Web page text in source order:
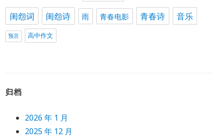
闺怨词 闺怨诗 雨 青春电影 青春诗 音乐
预言 高中作文
归档
2026 年 1 月
2025 年 12 月